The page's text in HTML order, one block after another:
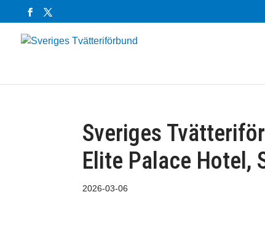
Sveriges
Elite Palace Hotel,
2026-03-06